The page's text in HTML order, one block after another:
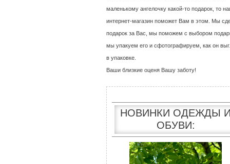
маленькому ангелочку какой-то подарок, то
интернет-магазин поможет Вам в этом. Мы
подарок за Вас, мы поможем с выбором
мы упакуем его и сфотографируем, как он
в упаковке.
Ваши близкие оценя Вашу заботу!
НОВИНКИ ОДЕЖДЫ
ОБУВИ: